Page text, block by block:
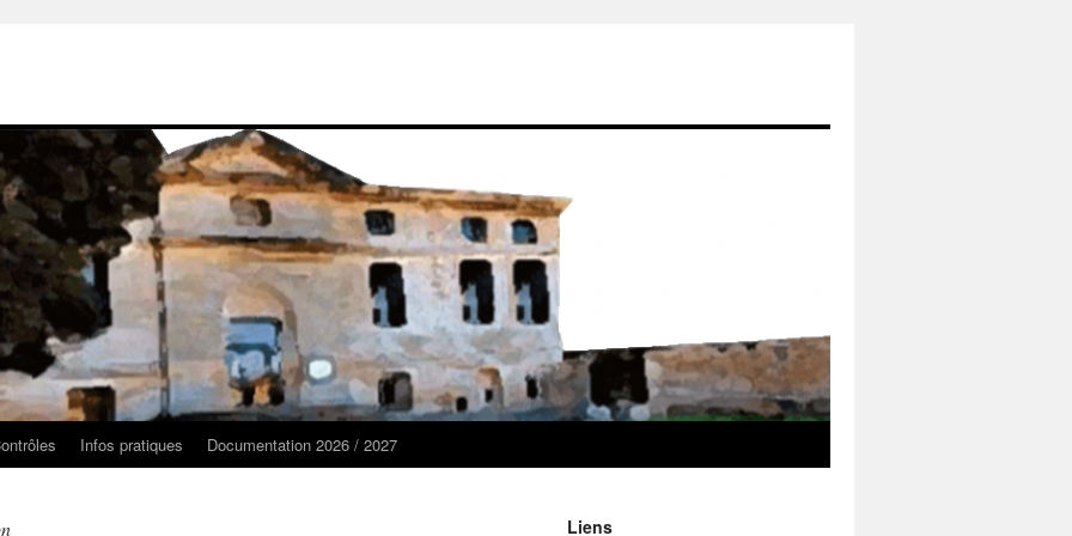
Infos pratiques Documentation 2026 / 2027
Liens